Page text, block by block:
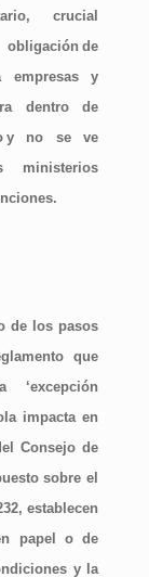
, crucial
de
empresas y
dentro de
y no se ve
de los pasos
que
impacta en
Consejo de
sobre el
, establecen
papel o de
y la